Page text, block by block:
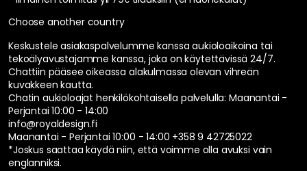
Choose another country
Keskustele asiakaspalvelumme kanssa aukioloaikoina tai
tekoälyavustajamme kanssa, joka on käytettävissä 24/7.
Chattiin pääsee oikeassa alakulmassa olevan vihreän
kuvakkeen kautta.
Chatin aukioloajat henkilökohtaisella palvelulla: Maanantai -
Perjantai 10:00 - 14:00
info@royaldesign.fi
Maanantai - Perjantai 10:00 - 14:00 +358 9 42725022
*Joskus saattaa käydä niin, että voimme olla avuksi vain
englanniksi.